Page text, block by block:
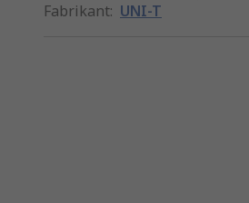
Fabrikant: UNI-T